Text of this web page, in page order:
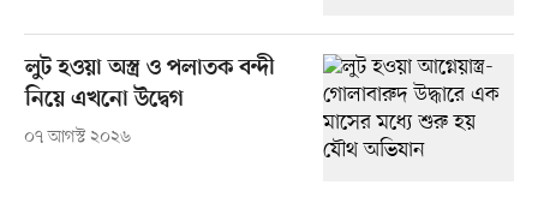
লুট হওয়া অস্ত্র ও পলাতক বন্দী
নিয়ে এখনো উদ্বেগ
০৭ আগস্ট ২০২৬